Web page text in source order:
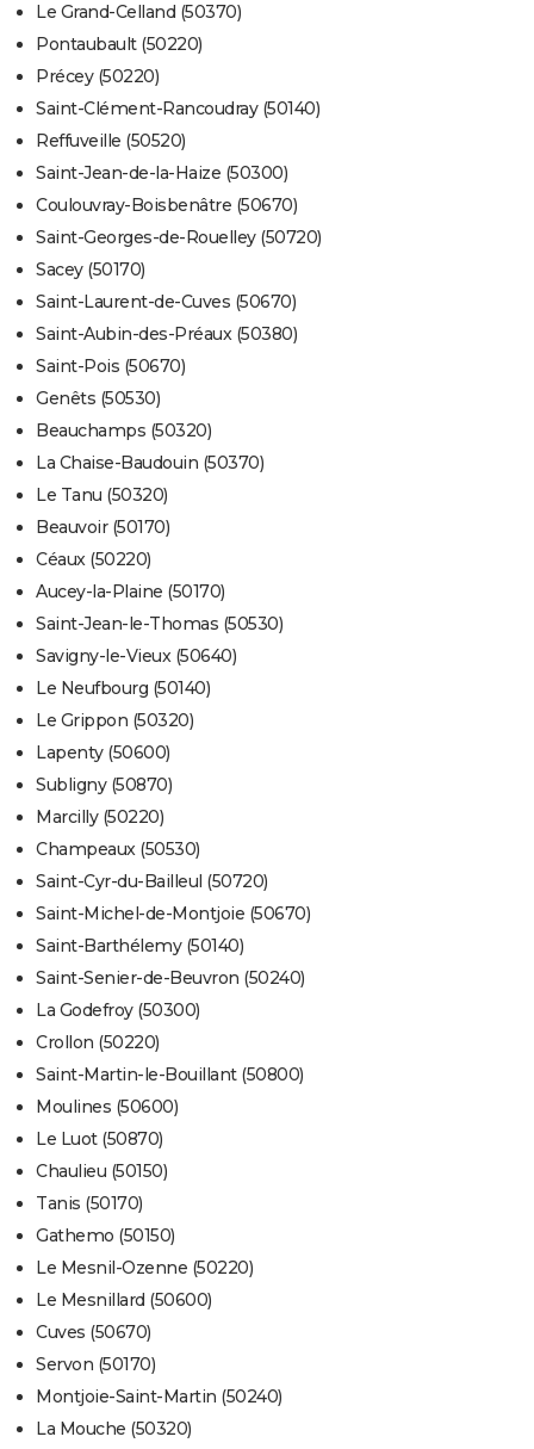
Le Grand-Celland (50370)
Pontaubault (50220)
Précey (50220)
Saint-Clément-Rancoudray (50140)
Reffuveille (50520)
Saint-Jean-de-la-Haize (50300)
Coulouvray-Boisbenâtre (50670)
Saint-Georges-de-Rouelley (50720)
Sacey (50170)
Saint-Laurent-de-Cuves (50670)
Saint-Aubin-des-Préaux (50380)
Saint-Pois (50670)
Genêts (50530)
Beauchamps (50320)
La Chaise-Baudouin (50370)
Le Tanu (50320)
Beauvoir (50170)
Céaux (50220)
Aucey-la-Plaine (50170)
Saint-Jean-le-Thomas (50530)
Savigny-le-Vieux (50640)
Le Neufbourg (50140)
Le Grippon (50320)
Lapenty (50600)
Subligny (50870)
Marcilly (50220)
Champeaux (50530)
Saint-Cyr-du-Bailleul (50720)
Saint-Michel-de-Montjoie (50670)
Saint-Barthélemy (50140)
Saint-Senier-de-Beuvron (50240)
La Godefroy (50300)
Crollon (50220)
Saint-Martin-le-Bouillant (50800)
Moulines (50600)
Le Luot (50870)
Chaulieu (50150)
Tanis (50170)
Gathemo (50150)
Le Mesnil-Ozenne (50220)
Le Mesnillard (50600)
Cuves (50670)
Servon (50170)
Montjoie-Saint-Martin (50240)
La Mouche (50320)